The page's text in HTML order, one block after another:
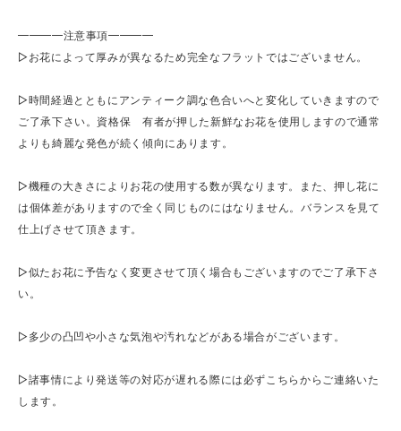
━━━━注意事項━━━━
▷お花によって厚みが異なるため完全なフラットではございません。
▷時間経過とともにアンティーク調な色合いへと変化していきますので
ご了承下さい。資格保 有者が押した新鮮なお花を使用しますので通常
よりも綺麗な発色が続く傾向にあります。
▷機種の大きさによりお花の使用する数が異なります。また、押し花に
は個体差がありますので全く同じものにはなりません。バランスを見て
仕上げさせて頂きます。
▷似たお花に予告なく変更させて頂く場合もございますのでご了承下さ
い。
▷多少の凸凹や小さな気泡や汚れなどがある場合がございます。
▷諸事情により発送等の対応が遅れる際には必ずこちらからご連絡いた
します。